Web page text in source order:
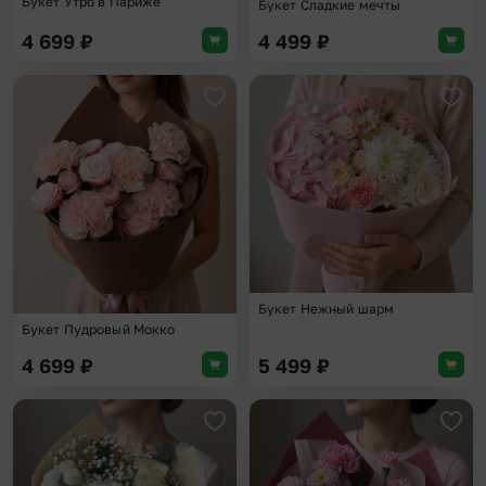
4 699 ₽
Букет Сладкие мечты
4 499 ₽
Добавить в избранное
Букет Пудровый Мокко
4 699 ₽
Букет Нежный шарм
5 499 ₽
Добавить в избранное